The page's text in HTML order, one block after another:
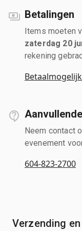
Betalingen
Items moeten
zaterdag 20
rekening
Neem contact
evenement
604-823-2700
Verzending